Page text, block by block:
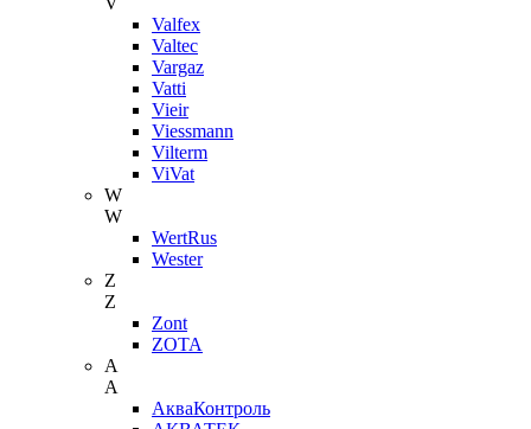
Valfex
Valtec
Vargaz
Vatti
Vieir
Viessmann
Vilterm
ViVat
W
W
WertRus
Wester
Z
Z
Zont
ZOTA
А
А
АкваКонтроль